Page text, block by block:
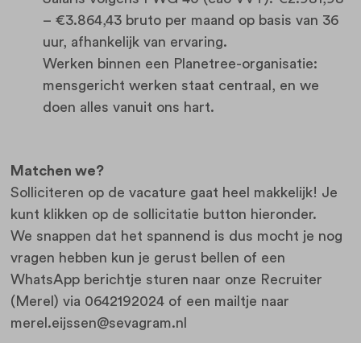
– €3.864,43 bruto per maand op basis van 36
uur, afhankelijk van ervaring.
Werken binnen een Planetree-organisatie:
mensgericht werken staat centraal, en we
doen alles vanuit ons hart.
Matchen we?
Solliciteren op de vacature gaat heel makkelijk! Je
kunt klikken op de sollicitatie button hieronder.
We snappen dat het spannend is dus mocht je nog
vragen hebben kun je gerust bellen of een
WhatsApp berichtje sturen naar onze Recruiter
(Merel) via 0642192024 of een mailtje naar
merel.eijssen@sevagram.nl